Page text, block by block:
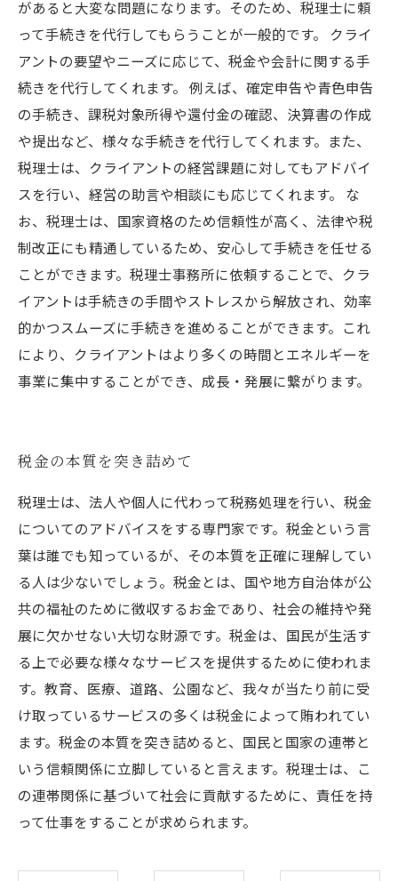
があると大変な問題になります。そのため、税理士に頼
って手続きを代行してもらうことが一般的です。 クライ
アントの要望やニーズに応じて、税金や会計に関する手
続きを代行してくれます。 例えば、確定申告や青色申告
の手続き、課税対象所得や還付金の確認、決算書の作成
や提出など、様々な手続きを代行してくれます。また、
税理士は、クライアントの経営課題に対してもアドバイ
スを行い、経営の助言や相談にも応じてくれます。 な
お、税理士は、国家資格のため信頼性が高く、法律や税
制改正にも精通しているため、安心して手続きを任せる
ことができます。税理士事務所に依頼することで、クラ
イアントは手続きの手間やストレスから解放され、効率
的かつスムーズに手続きを進めることができます。これ
により、クライアントはより多くの時間とエネルギーを
事業に集中することができ、成長・発展に繋がります。
税金の本質を突き詰めて
税理士は、法人や個人に代わって税務処理を行い、税金
についてのアドバイスをする専門家です。税金という言
葉は誰でも知っているが、その本質を正確に理解してい
る人は少ないでしょう。税金とは、国や地方自治体が公
共の福祉のために徴収するお金であり、社会の維持や発
展に欠かせない大切な財源です。税金は、国民が生活す
る上で必要な様々なサービスを提供するために使われま
す。教育、医療、道路、公園など、我々が当たり前に受
け取っているサービスの多くは税金によって賄われてい
ます。税金の本質を突き詰めると、国民と国家の連帯と
いう信頼関係に立脚していると言えます。税理士は、こ
の連帯関係に基づいて社会に貢献するために、責任を持
って仕事をすることが求められます。